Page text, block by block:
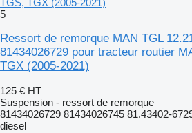
TGS, TGX (2005-2021)
5
Ressort de remorque MAN TGL
81434026729 pour tracteur routier
TGX (2005-2021)
125 € HT
Suspension - ressort de remorque
81434026729 81434026745 81.43402-
diesel